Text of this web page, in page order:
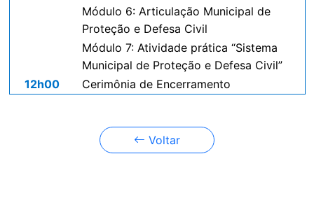
Módulo 6: Articulação Municipal de
Proteção e Defesa Civil
Módulo 7: Atividade prática “Sistema
Municipal de Proteção e Defesa Civil”
12h00
Cerimônia de Encerramento
Voltar